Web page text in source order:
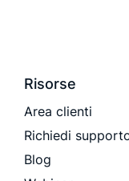
Risorse
Area clienti
Richiedi
Blog